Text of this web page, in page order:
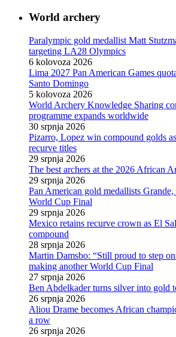
World archery
Paralympic gold medallist Matt
targeting LA28 Olympics
6 kolovoza 2026
Lima 2027 Pan American Games
Santo Domingo
5 kolovoza 2026
World Archery Knowledge Sharing
programme expands worldwide
30 srpnja 2026
Pizarro, Lopez win compound golds
recurve titles
29 srpnja 2026
The best archers at the 2026 African
29 srpnja 2026
Pan American gold medallists
World Cup Final
29 srpnja 2026
Mexico retains recurve crown as El
compound
28 srpnja 2026
Martin Damsbo: “Still proud to step
making another World Cup Final
27 srpnja 2026
Ben Abdelkader turns silver into gold
26 srpnja 2026
Aliou Drame becomes African
a row
26 srpnja 2026